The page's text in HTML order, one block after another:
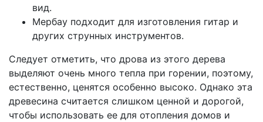
вид.
Мербау подходит для изготовления гитар и
других струнных инструментов.
Следует отметить, что дрова из этого дерева
выделяют очень много тепла при горении, поэтому,
естественно, ценятся особенно высоко. Однако эта
древесина считается слишком ценной и дорогой,
чтобы использовать ее для отопления домов и